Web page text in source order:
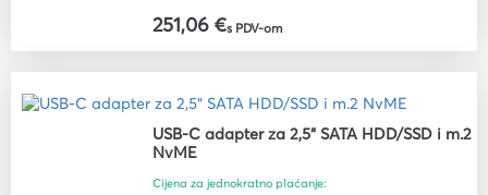
251,06 €s PDV-om
USB-C adapter za 2,5“ SATA HDD/SSD i m.2
NvME
Cijena za jednokratno plaćanje: